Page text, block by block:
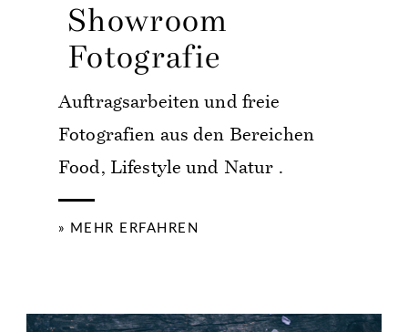
Showroom
Fotografie
Auftragsarbeiten und freie
Fotografien aus den Bereichen
Food, Lifestyle und Natur .
» MEHR ERFAHREN